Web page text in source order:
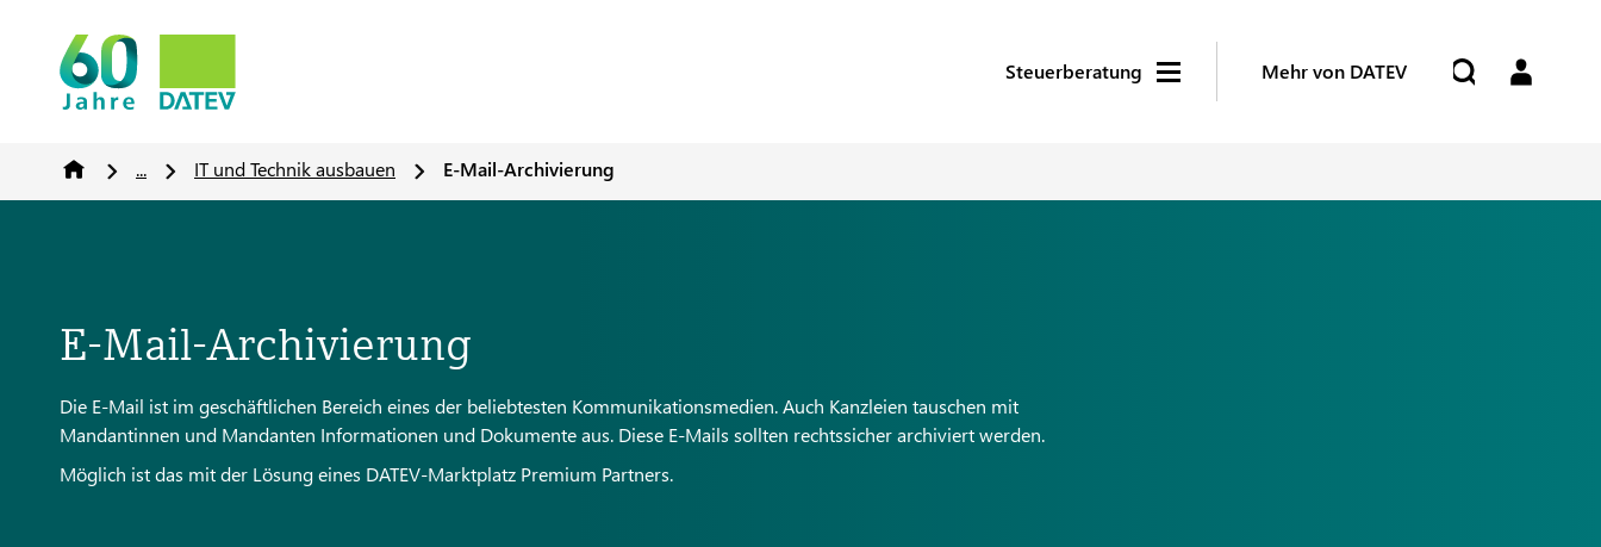
Steuerberatung Mehr von DATEV
... IT und Technik ausbauen E-Mail-Archivierung
E-Mail-Archivierung
Die E-Mail ist im geschäftlichen Bereich eines der beliebtesten Kommunikationsmedien. Auch Kanzleien tauschen mit
Mandantinnen und Mandanten Informationen und Dokumente aus. Diese E-Mails sollten rechtssicher archiviert werden.
Möglich ist das mit der Lösung eines DATEV-Marktplatz Premium Partners.